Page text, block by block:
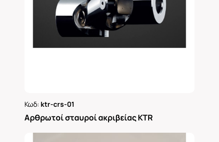
Κωδ: ktr-crs-01
Αρθρωτοί σταυροί ακριβείας KTR